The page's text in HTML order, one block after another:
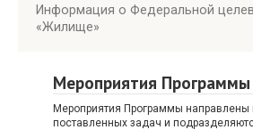
Информация о Федеральной
«Жилище»
Мероприятия
Мероприятия Программы направлены
поставленных задач и